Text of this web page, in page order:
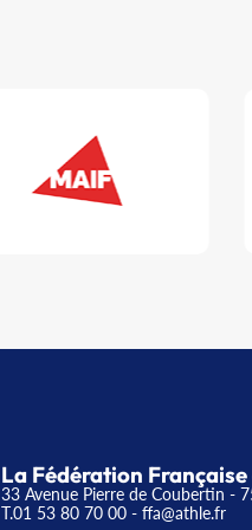
La Fédération
33 Avenue Pierre de Coubertin -
T.01 53 80 70 00 - ffa@athle.fr